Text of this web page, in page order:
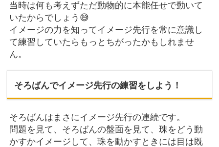
当時は何も考えずただ動物的に本能任せで動いて
いたからでしょう😅
イメージの力を知ってイメージ先行を常に意識し
て練習していたらもっとちがったかもしれませ
ん。
そろばんでイメージ先行の練習をしよう！
そろばんはまさにイメージ先行の連続です。
問題を見て、そろばんの盤面を見て、珠をどう動
かすかイメージして、珠を動かすときには目は既